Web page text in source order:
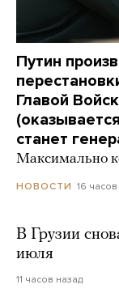
Путин
Главой
станет
Максимально
НОВОСТИ 16
В Грузии
июля
11 часов назад